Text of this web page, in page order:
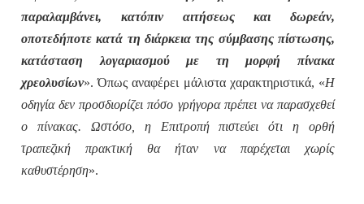
παραλαμβάνει, κατόπιν αιτήσεως και δωρεάν,
οποτεδήποτε κατά τη διάρκεια της σύμβασης πίστωσης,
κατάσταση λογαριασμού με τη μορφή πίνακα
χρεολυσίων». Όπως αναφέρει μάλιστα χαρακτηριστικά, «Η
οδηγία δεν προσδιορίζει πόσο γρήγορα πρέπει να παρασχεθεί
ο πίνακας. Ωστόσο, η Επιτροπή πιστεύει ότι η ορθή
τραπεζική πρακτική θα ήταν να παρέχεται χωρίς
καθυστέρηση».